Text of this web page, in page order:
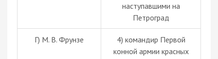
наступавшими на
Петроград
Г) М. В. Фрунзе
4) командир Первой
конной армии красных